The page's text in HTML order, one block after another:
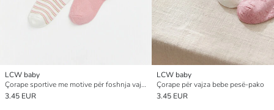
LCW baby
Çorape sportive me motive për foshnja vajza, pesë-pako
3.45 EUR
LCW baby
Çorape për vajza bebe pesë-pako
3.45 EUR